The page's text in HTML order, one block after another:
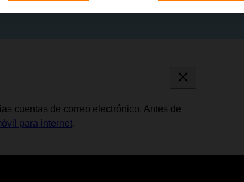
cuentas de correo electrónico. Antes de
para internet.